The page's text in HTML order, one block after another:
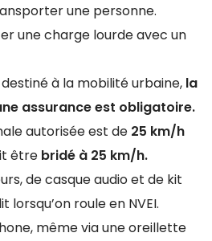
une personne.
une charge lourde avec un
destiné à la mobilité urbaine, la
assurance est obligatoire.
autorisée est de 25 km/h
être bridé à 25 km/h.
de casque audio et de kit
roule en NVEI.
même via une oreillette